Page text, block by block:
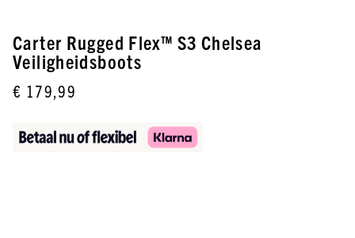
Carter Rugged Flex™ S3 Chelsea
Veiligheidsboots
€ 179,99